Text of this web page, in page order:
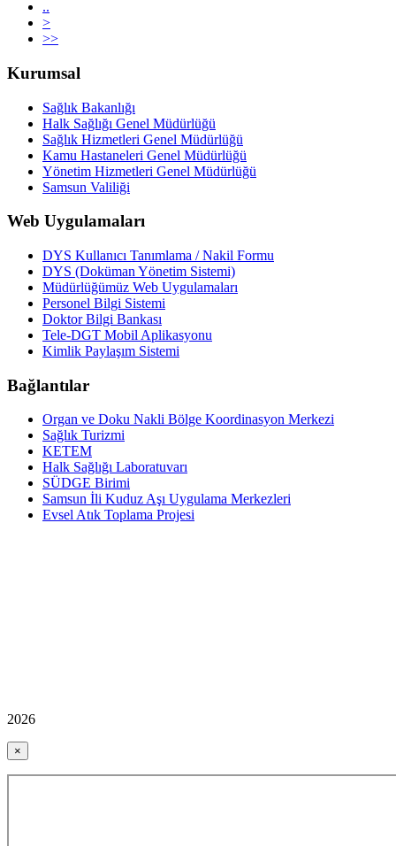
..
>
>>
Kurumsal
Sağlık Bakanlığı
Halk Sağlığı Genel Müdürlüğü
Sağlık Hizmetleri Genel Müdürlüğü
Kamu Hastaneleri Genel Müdürlüğü
Yönetim Hizmetleri Genel Müdürlüğü
Samsun Valiliği
Web Uygulamaları
DYS Kullanıcı Tanımlama / Nakil Formu
DYS (Doküman Yönetim Sistemi)
Müdürlüğümüz Web Uygulamaları
Personel Bilgi Sistemi
Doktor Bilgi Bankası
Tele-DGT Mobil Aplikasyonu
Kimlik Paylaşım Sistemi
Bağlantılar
Organ ve Doku Nakli Bölge Koordinasyon Merkezi
Sağlık Turizmi
KETEM
Halk Sağlığı Laboratuvarı
SÜDGE Birimi
Samsun İli Kuduz Aşı Uygulama Merkezleri
Evsel Atık Toplama Projesi
2026
×